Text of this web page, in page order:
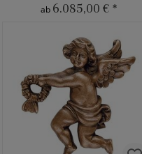
ab 6.085,00 € *